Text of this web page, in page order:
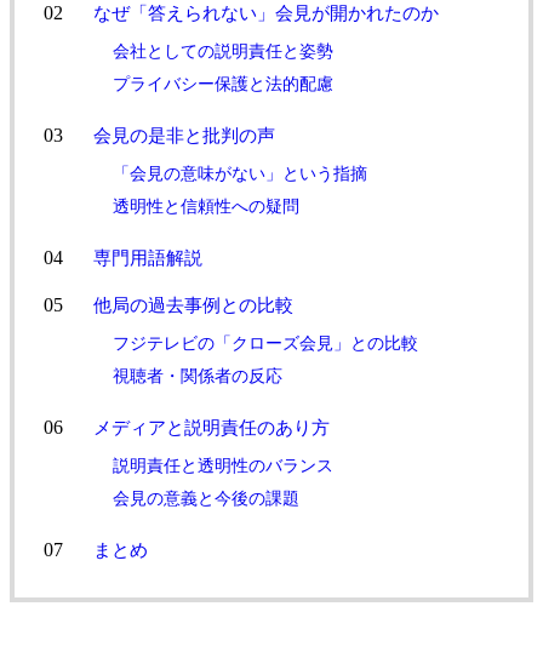
なぜ「答えられない」会見が開かれたのか
会社としての説明責任と姿勢
プライバシー保護と法的配慮
会見の是非と批判の声
「会見の意味がない」という指摘
透明性と信頼性への疑問
専門用語解説
他局の過去事例との比較
フジテレビの「クローズ会見」との比較
視聴者・関係者の反応
メディアと説明責任のあり方
説明責任と透明性のバランス
会見の意義と今後の課題
まとめ